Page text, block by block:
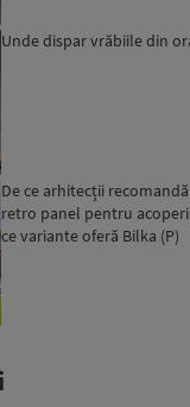
Unde dispar vrăbiile din
De ce arhitecții
retro panel pentru
ce variante oferă Bilka (P)